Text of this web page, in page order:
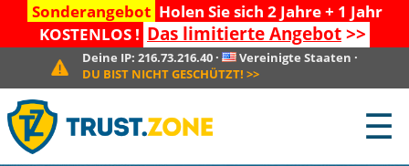
Sonderangebot Holen Sie sich 2 Jahre + 1 Jahr
KOSTENLOS ! Das limitierte Angebot>>
Deine IP:216.73.216.40 · Vereinigte Staaten ·
DU BIST NICHT GESCHÜTZT! >>
☰